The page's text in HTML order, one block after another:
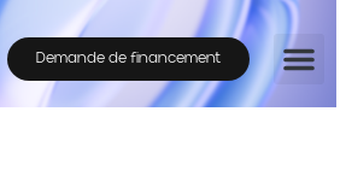
Demande de financement